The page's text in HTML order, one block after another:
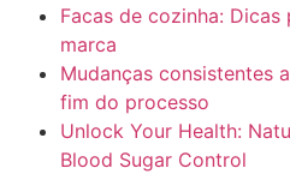
Facas de cozinha:
marca
Mudanças consistentes
fim do processo
Unlock Your Health:
Blood Sugar Control